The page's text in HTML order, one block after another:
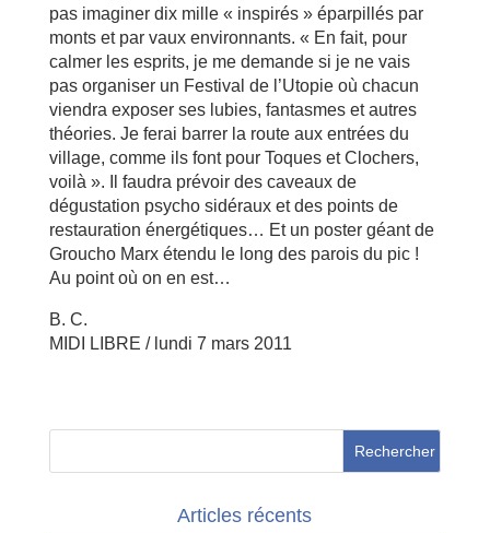
pas imaginer dix mille « inspirés » éparpillés par
monts et par vaux environnants. « En fait, pour
calmer les esprits, je me demande si je ne vais
pas organiser un Festival de l’Utopie où chacun
viendra exposer ses lubies, fantasmes et autres
théories. Je ferai barrer la route aux entrées du
village, comme ils font pour Toques et Clochers,
voilà ». Il faudra prévoir des caveaux de
dégustation psycho sidéraux et des points de
restauration énergétiques… Et un poster géant de
Groucho Marx étendu le long des parois du pic !
Au point où on en est…
B. C.
MIDI LIBRE / lundi 7 mars 2011
Articles récents